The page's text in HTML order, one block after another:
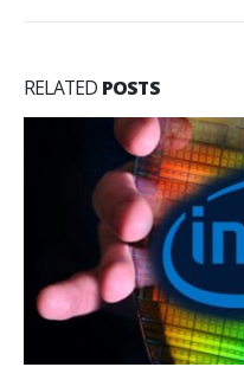
RELATED POSTS